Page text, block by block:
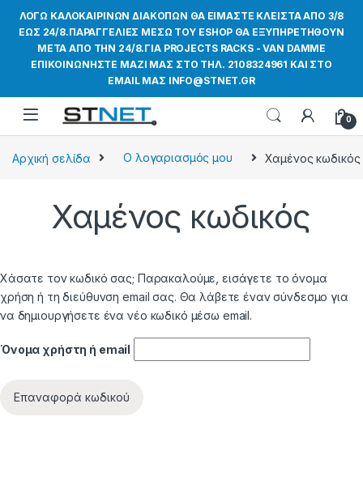
ΛΟΓΩ ΚΑΛΟΚΑΙΡΙΝΩΝ ΔΙΑΚΟΠΩΝ ΘΑ ΕΙΜΑΣΤΕ ΚΛΕΙΣΤΑ ΑΠΟ 3/8
ΕΩΣ 24/8.ΠΑΡΑΓΓΕΛΙΕΣ ΜΕΣΩ ΤΟΥ ESHOP ΘΑ ΕΞΥΠΗΡΕΤΗΘΟΥΝ
ΜΕΤΑ ΑΠΟ ΤΗΝ 24/8.ΓΙΑ PROJECTS RACKS - VAN DAMME
ΕΠΙΚΟΙΝΩΝΗΣΤΕ ΜΑΖΙ ΜΑΣ ΣΤΟ ΤΗΛ. 2108324961 ΚΑΙ ΣΤΟ
EMAIL ΜΑΣ INFO@STNET.GR
0
Αρχική σελίδα Ο λογαριασμός μου Χαμένος κωδικός
Χαμένος κωδικός
Χάσατε τον κωδικό σας; Παρακαλούμε, εισάγετε το όνομα
χρήση ή τη διεύθυνση email σας. Θα λάβετε έναν σύνδεσμο για
να δημιουργήσετε ένα νέο κωδικό μέσω email.
Όνομα χρήστη ή email
Επαναφορά κωδικού